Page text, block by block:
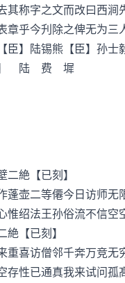
其称字之文而改曰西
章乎今刋除之俾无为
】陆锡熊【臣】孙士
陆 费 墀
絶【已刻】
壶二等僊今日访师无
绍法王孙俗流不信空
【已刻】
喜访僧邻千奔万竞无
性已通真我来试问孤